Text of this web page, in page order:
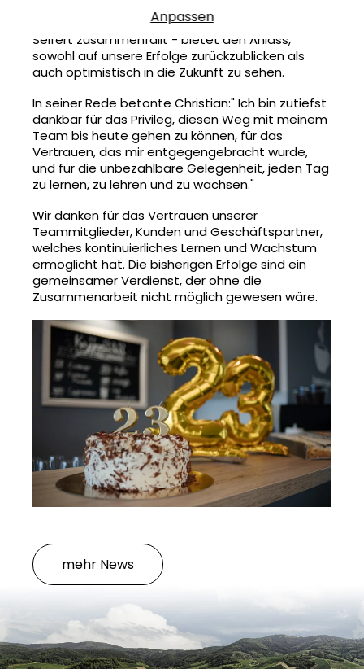
Anpassen
Gründers und Vorstandsvorsitzenden Christian
Seifert zusammenfällt - bietet den Anlass,
sowohl auf unsere Erfolge zurückzublicken als
auch optimistisch in die Zukunft zu sehen.
In seiner Rede betonte Christian:" Ich bin zutiefst
dankbar für das Privileg, diesen Weg mit meinem
Team bis heute gehen zu können, für das
Vertrauen, das mir entgegengebracht wurde,
und für die unbezahlbare Gelegenheit, jeden Tag
zu lernen, zu lehren und zu wachsen."
Wir danken für das Vertrauen unserer
Teammitglieder, Kunden und Geschäftspartner,
welches kontinuierliches Lernen und Wachstum
ermöglicht hat. Die bisherigen Erfolge sind ein
gemeinsamer Verdienst, der ohne die
Zusammenarbeit nicht möglich gewesen wäre.
mehr News